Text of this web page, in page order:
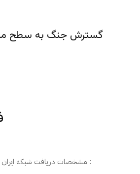
گسترش جنگ به سطح
مشخصات دریافت شبکه ایران فردا در ماهواره ترکمنعالم :